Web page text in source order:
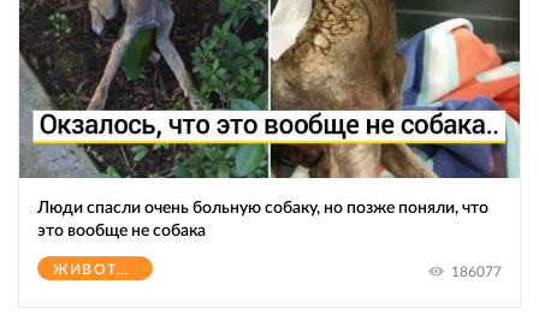
Люди спасли очень больную собаку, но позже поняли, что
это вообще не собака
ЖИВОТНЫЕ 186077